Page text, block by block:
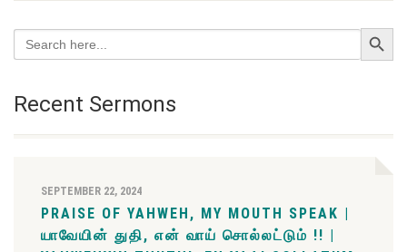
Search
for:
Search Button
Recent Sermons
SEPTEMBER 22, 2024
PRAISE OF YAHWEH, MY MOUTH SPEAK |
யாவேயின் துதி, என் வாய் சொல்லட்டும் !! |